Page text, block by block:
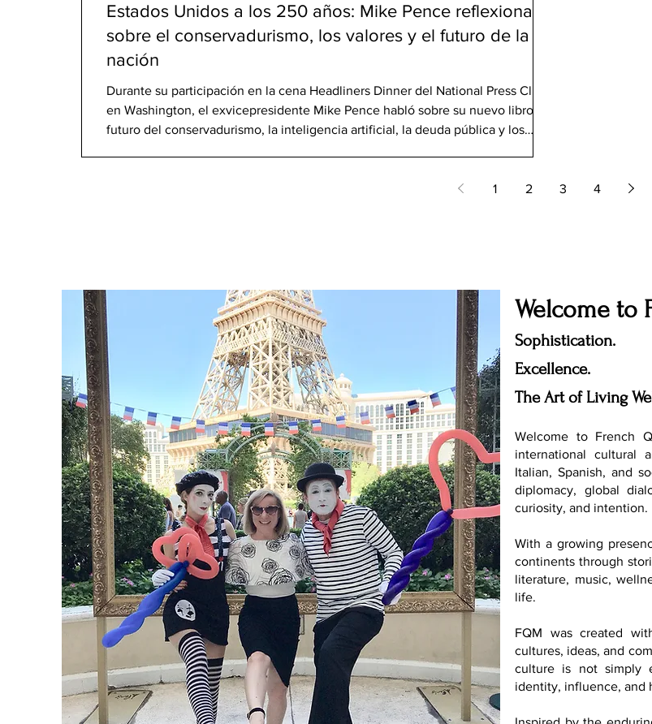
Estados Unidos a los 250 años: Mike Pence reflexiona
sobre el conservadurismo, los valores y el futuro de la
nación
Durante su participación en la cena Headliners Dinner del National Press Club
en Washington, el exvicepresidente Mike Pence habló sobre su nuevo libro, el
futuro del conservadurismo, la inteligencia artificial, la deuda pública y los
Headliners Dinner del National Press Club. La conversación celebrada en el
1 2 3 4
Welcome to
Sophistication.
Excellence.
The Art of Living
Welcome to French
international cultural
Italian, Spanish, and
diplomacy, global
curiosity, and intention.
With a growing
continents through
literature, music,
life.
FQM was created
cultures, ideas, and
culture is not simply
identity, influence, and